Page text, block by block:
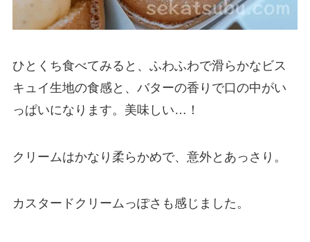
ひとくち食べてみると、ふわふわで滑らかなビス
キュイ生地の食感と、バターの香りで口の中がい
っぱいになります。美味しい…！
クリームはかなり柔らかめで、意外とあっさり。
カスタードクリームっぽさも感じました。